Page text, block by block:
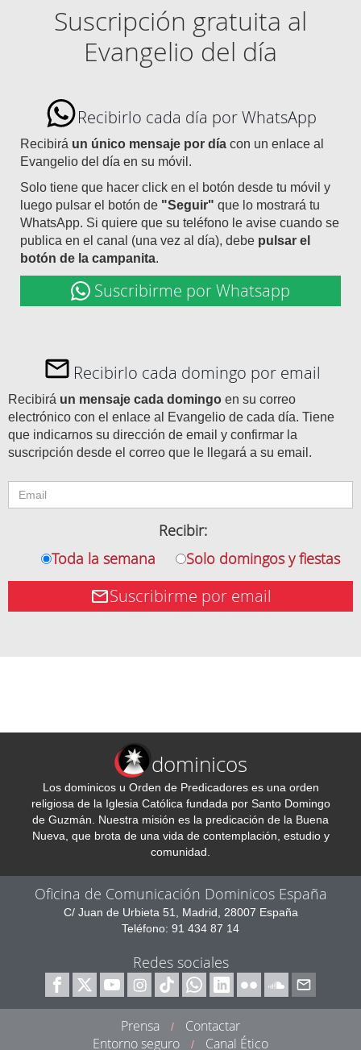
Suscripción gratuita al
Evangelio del día
Recibirlo cada día por WhatsApp
Recibirá un único mensaje por día con un enlace al
Evangelio del día en su móvil.
Solo tiene que hacer click en el botón desde tu móvil y
luego pulsar el botón de "Seguir" que lo mostrará tu
WhatsApp. Si quiere que su teléfono le avise cuando se
publica en el canal (una vez al día), debe pulsar el
botón de la campanita.
Suscribirme por Whatsapp
Recibirlo cada domingo por email
Recibirá un mensaje cada domingo en su correo
electrónico con el enlace al Evangelio de cada día. Tiene
que indicarnos su dirección de email y confirmar la
suscripción desde el correo que le llegará a su email.
Recibir:
Toda la semana
Solo domingos y fiestas
Suscribirme por email
dominicos
Los dominicos u Orden de Predicadores es una orden
religiosa de la Iglesia Católica fundada por Santo Domingo
de Guzmán. Nuestra misión es la predicación de la Buena
Nueva, que brota de una vida de contemplación, estudio y
comunidad.
Oficina de Comunicación Dominicos España
C/ Juan de Urbieta 51, Madrid, 28007 España
Teléfono: 91 434 87 14
Redes sociales
Prensa /
Contactar
Entorno seguro
/ Canal Ético